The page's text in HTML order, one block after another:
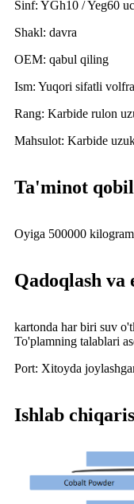
Sinf: YGh10 / Yeg60
Shakl: davra
OEM: qabul qiling
Ism: Yuqori sifatli
Rang: Karbide rulon
Mahsulot: Karbide
Ta'minot
Oyiga 500000
Qadoqlash va
kartonda har biri suv
To'plamning talablari
Port: Xitoyda
Ishlab